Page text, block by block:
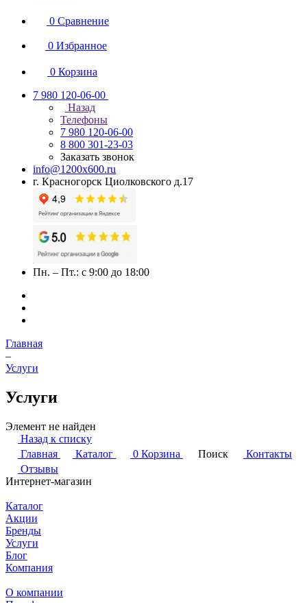
0 Сравнение
0 Избранное
0 Корзина
7 980 120-06-00
Назад
Телефоны
7 980 120-06-00
8 800 301-23-03
Заказать звонок
info@1200x600.ru
г. Красногорск Циолковского д.17
Пн. – Пт.: с 9:00 до 18:00
Главная
–
Услуги
Услуги
Элемент не найден
Назад к списку
Главная
Каталог 0 Корзина Поиск
Контакты
Отзывы
Интернет-магазин
Каталог
Акции
Бренды
Услуги
Блог
Компания
О компании